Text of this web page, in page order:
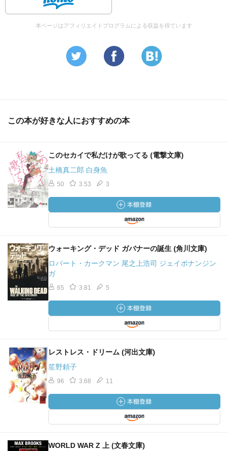
本ページはアフィリエイトプログラムによる収益を得ています
この本が好きな人におすすめの本
このセカイで私だけが歌ってる (電撃文庫)
土橋真二郎 白身魚
50 3.53 3
ウォーキング・デッド ガバナーの誕生 (角川文庫)
ロバート・カークマン 尾之上浩司 ジェイボナンジン
ガ
65 3.81 5
レストレス・ドリーム (河出文庫)
笙野頼子
96 3.68 11
WORLD WAR Z 上 (文春文庫)